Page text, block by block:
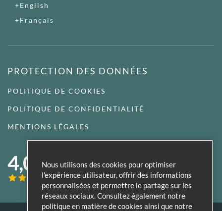
English
Français
PROTECTION DES DONNÉES
POLITIQUE DE COOKIES
POLITIQUE DE CONFIDENTIALITÉ
MENTIONS LÉGALES
4,0
Nous utilisons des cookies pour optimiser
l'expérience utilisateur, offrir des informations
personnalisées et permettre le partage sur les
réseaux sociaux. Consultez également notre
politique en matière de cookies ainsi que notre